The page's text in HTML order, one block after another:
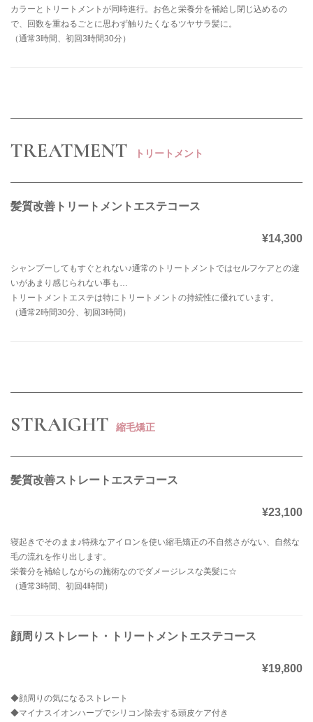
カラーとトリートメントが同時進行。お色と栄養分を補給し閉じ込めるの
で、回数を重ねるごとに思わず触りたくなるツヤサラ髪に。
（通常3時間、初回3時間30分）
TREATMENT トリートメント
髪質改善トリートメントエステコース
¥14,300
シャンプーしてもすぐとれない♪通常のトリートメントではセルフケアとの違
いがあまり感じられない事も…
トリートメントエステは特にトリートメントの持続性に優れています。
（通常2時間30分、初回3時間）
STRAIGHT 縮毛矯正
髪質改善ストレートエステコース
¥23,100
寝起きでそのまま♪特殊なアイロンを使い縮毛矯正の不自然さがない、自然な
毛の流れを作り出します。
栄養分を補給しながらの施術なのでダメージレスな美髪に☆
（通常3時間、初回4時間）
顔周りストレート・トリートメントエステコース
¥19,800
◆顔周りの気になるストレート
◆マイナスイオンハーブでシリコン除去する頭皮ケア付き